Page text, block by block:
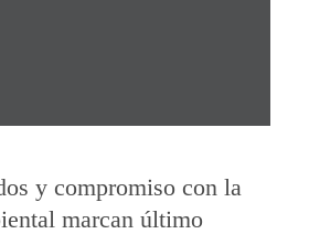
y compromiso con la
marcan último